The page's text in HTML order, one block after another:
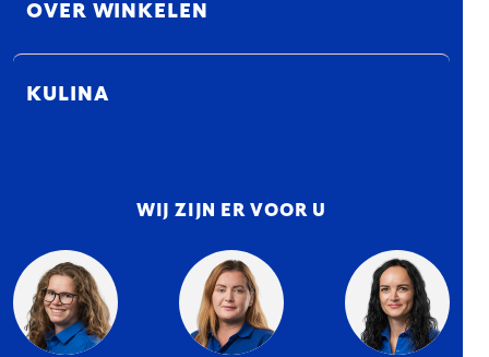
OVER WINKELEN
KULINA
WIJ ZIJN ER VOOR U